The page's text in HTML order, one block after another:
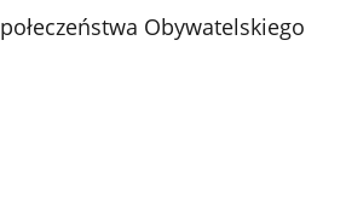
Obywatelskiego